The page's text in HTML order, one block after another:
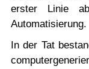
erster Linie
Automatisierung.
In der Tat